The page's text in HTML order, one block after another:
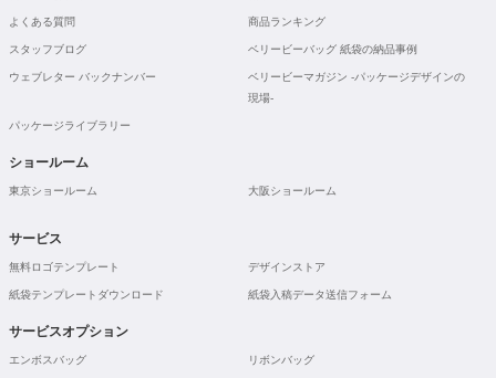
よくある質問 商品ランキング
スタッフブログ ベリービーバッグ 紙袋の納品事例
ウェブレター バックナンバー
ベリービーマガジン -パッケージデザインの
現場-
パッケージライブラリー
ショールーム
東京ショールーム 大阪ショールーム
サービス
無料ロゴテンプレート デザインストア
紙袋テンプレートダウンロード 紙袋入稿データ送信フォーム
サービスオプション
エンボスバッグ リボンバッグ